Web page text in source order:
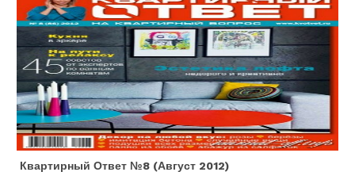
Квартирный Ответ №8 (август 2012)